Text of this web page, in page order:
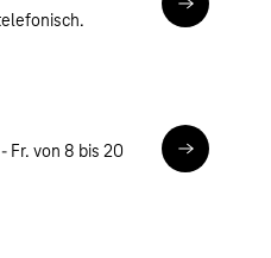
Mehr zum
Fr. von 8 bis 20
Chat